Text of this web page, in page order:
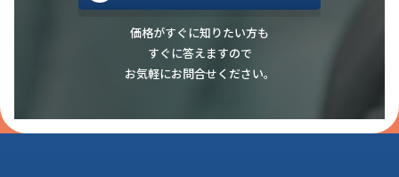
こちらこそありがとうございます。
ミナペルホネン（mina perhonen）
ございましたら「お問い合わせ」よ
りお気軽にご連絡ください。
価格がすぐに知りたい方も
すぐに答えますので
お気軽にお問合せください。